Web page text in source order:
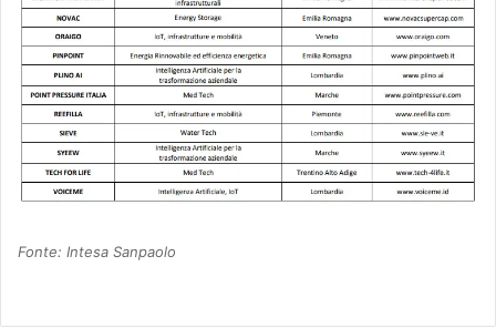
Fonte: Intesa Sanpaolo